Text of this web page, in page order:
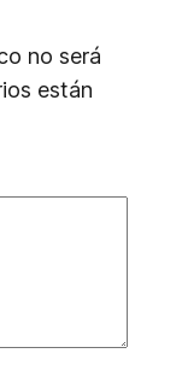
no será
están